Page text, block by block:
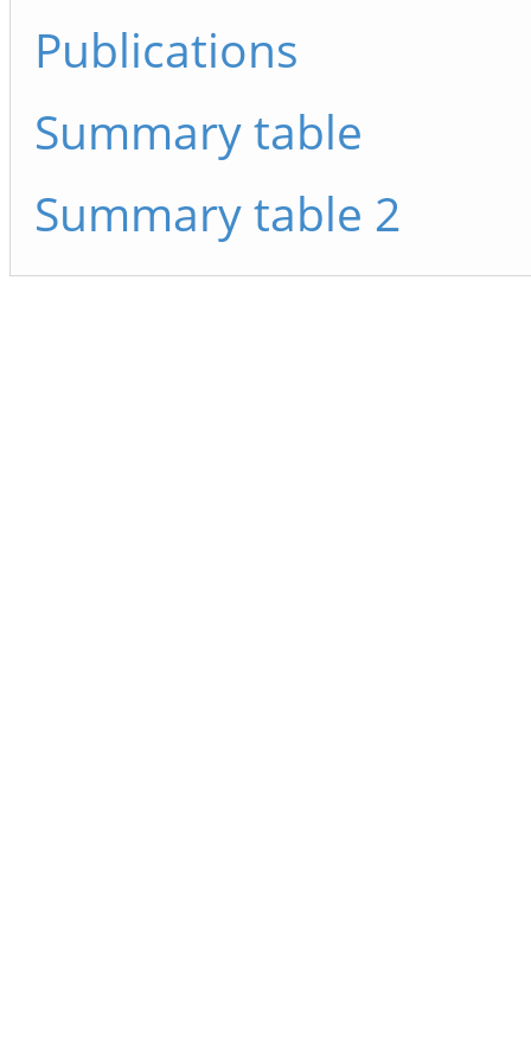
Publications
Summary table
Summary table 2